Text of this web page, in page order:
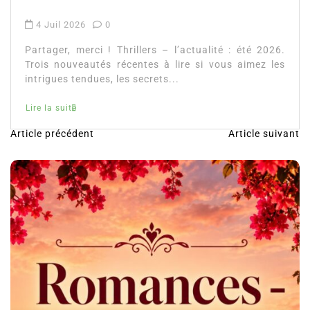
0
merci ! Thrillers – l’actualité : été 2026.
récentes à lire si vous aimez les
les secrets...
N
a
v
i
g
a
t
Article précédent Article suivant